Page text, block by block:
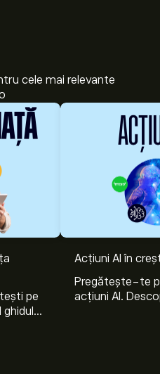
cele mai relevante
pe
Acțiuni AI în
Pregătește-te
acțiuni AI.